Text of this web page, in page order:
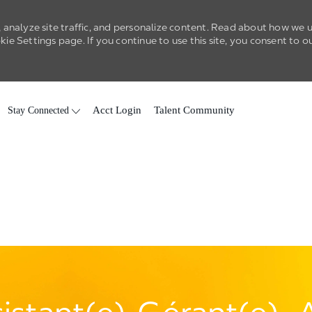
site traffic, and personalize content. Read about how we
Settings page. If you continue to use this site, you consent to
Stay Connected Acct Login Talent Community